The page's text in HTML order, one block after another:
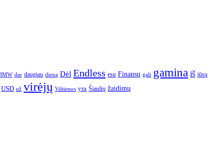
dar daugiau dieną Dėl Endless esu Finansų gali gamina iš jūsų
USD už virėjų Vištienos yra Šiaulių žaidimų